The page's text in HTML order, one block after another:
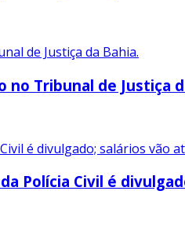
no Tribunal de Justiça
Polícia Civil é